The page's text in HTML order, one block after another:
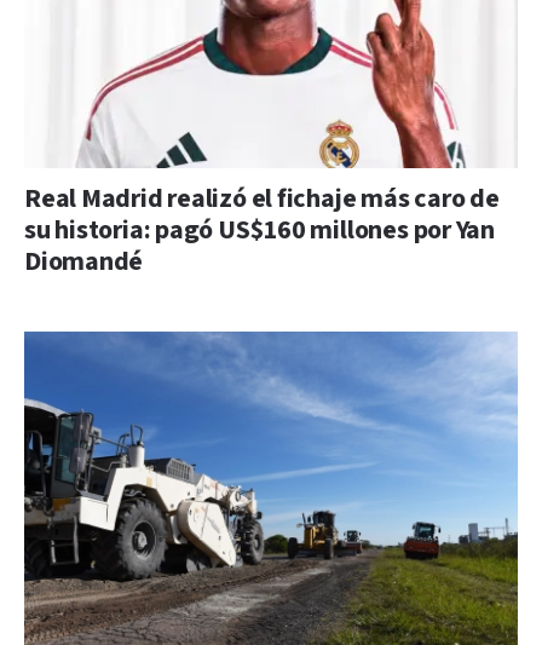
Real Madrid realizó el fichaje más caro de
su historia: pagó US$160 millones por Yan
Diomandé